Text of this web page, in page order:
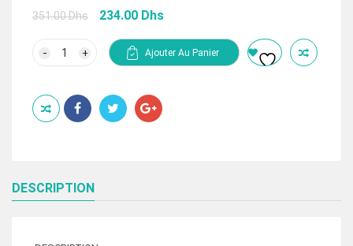
351.00Dhs
Le
initial
était :
234.00 Dhs
est :
REPAIR
EMOLLIENT
5%
ML
Ajouter Au Panier
DESCRIPTION